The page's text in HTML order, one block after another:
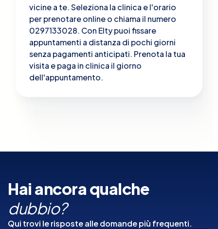
vicine a te. Seleziona la clinica e l'orario
per prenotare online o chiama il numero
0297133028. Con Elty puoi fissare
appuntamenti a distanza di pochi giorni
senza pagamenti anticipati. Prenota la tua
visita e paga in clinica il giorno
dell'appuntamento.
Hai ancora qualche
dubbio?
Qui trovi le risposte alle domande più frequenti.